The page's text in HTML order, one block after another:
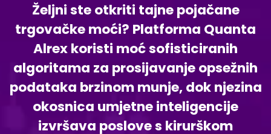
Željni ste otkriti tajne pojačane
trgovačke moći? Platforma Quanta
Alrex koristi moć sofisticiranih
algoritama za prosijavanje opsežnih
podataka brzinom munje, dok njezina
okosnica umjetne inteligencije
izvršava poslove s kirurškom